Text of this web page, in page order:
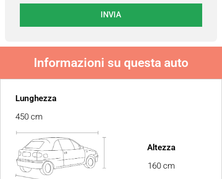
INVIA
Informazioni su questa auto
Lunghezza
450 cm
Altezza
160 cm